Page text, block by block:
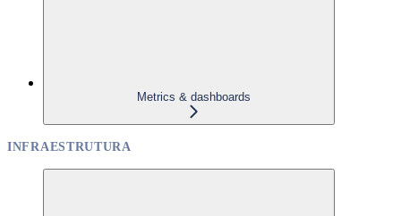
Metrics & dashboards
INFRAESTRUTURA